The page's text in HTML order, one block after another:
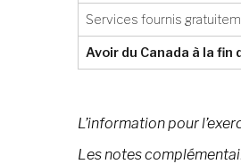
Services fournis
Avoir du Canada à la fin
L’information pour
Les notes